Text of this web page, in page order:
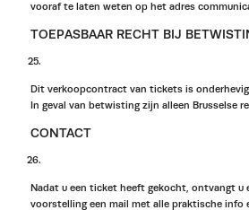
vooraf te laten weten op het adres
TOEPASBAAR RECHT BIJ
Dit verkoopcontract van tickets is onderhevig
In geval van betwisting zijn alleen Brusselse
CONTACT
Nadat u een ticket heeft gekocht, ontvangt u
voorstelling een mail met alle praktische info